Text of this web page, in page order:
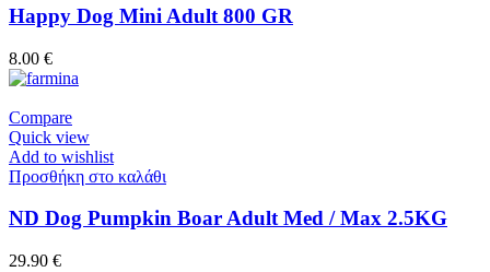
Happy Dog Mini Adult 800 GR
8.00 €
Compare
Quick view
Add to wishlist
Προσθήκη στο καλάθι
ND Dog Pumpkin Boar Adult Med / Max 2.5KG
29.90 €